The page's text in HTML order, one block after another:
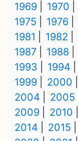
1969
1970
1975
1976
1981
1982
1987
1988
1993
1994
1999
2000
2004
2005
2009
2010
2014
2015